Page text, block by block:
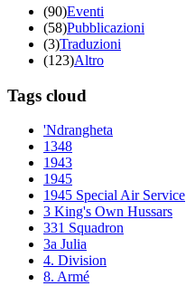
(90)Eventi
(58)Pubblicazioni
(3)Traduzioni
(123)Altro
Tags cloud
'Ndrangheta
1348
1943
1945
1945 Special Air Service
3 King's Own Hussars
331 Squadron
3a Julia
4. Division
8. Armé